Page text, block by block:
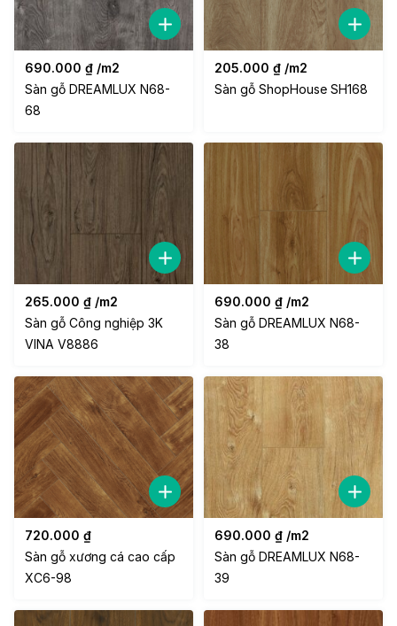
690.000 ₫ /m2
Sàn gỗ DREAMLUX N68-
68
205.000 ₫ /m2
Sàn gỗ ShopHouse SH168
265.000 ₫ /m2
Sàn gỗ Công nghiệp 3K
VINA V8886
690.000 ₫ /m2
Sàn gỗ DREAMLUX N68-
38
720.000 ₫
Sàn gỗ xương cá cao cấp
XC6-98
690.000 ₫ /m2
Sàn gỗ DREAMLUX N68-
39